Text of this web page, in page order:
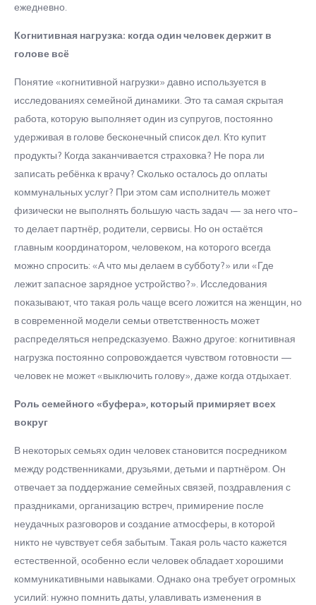
ежедневно.
Когнитивная нагрузка: когда один человек держит в
голове всё
Понятие «когнитивной нагрузки» давно используется в
исследованиях семейной динамики. Это та самая скрытая
работа, которую выполняет один из супругов, постоянно
удерживая в голове бесконечный список дел. Кто купит
продукты? Когда заканчивается страховка? Не пора ли
записать ребёнка к врачу? Сколько осталось до оплаты
коммунальных услуг? При этом сам исполнитель может
физически не выполнять большую часть задач — за него что-
то делает партнёр, родители, сервисы. Но он остаётся
главным координатором, человеком, на которого всегда
можно спросить: «А что мы делаем в субботу?» или «Где
лежит запасное зарядное устройство?». Исследования
показывают, что такая роль чаще всего ложится на женщин, но
в современной модели семьи ответственность может
распределяться непредсказуемо. Важно другое: когнитивная
нагрузка постоянно сопровождается чувством готовности —
человек не может «выключить голову», даже когда отдыхает.
Роль семейного «буфера», который примиряет всех
вокруг
В некоторых семьях один человек становится посредником
между родственниками, друзьями, детьми и партнёром. Он
отвечает за поддержание семейных связей, поздравления с
праздниками, организацию встреч, примирение после
неудачных разговоров и создание атмосферы, в которой
никто не чувствует себя забытым. Такая роль часто кажется
естественной, особенно если человек обладает хорошими
коммуникативными навыками. Однако она требует огромных
усилий: нужно помнить даты, улавливать изменения в